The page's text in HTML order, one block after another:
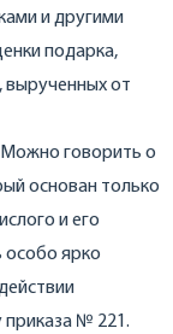
и другими
подарка,
вырученных от
Можно говорить о
основан только
и его
особо ярко
приказа № 221.